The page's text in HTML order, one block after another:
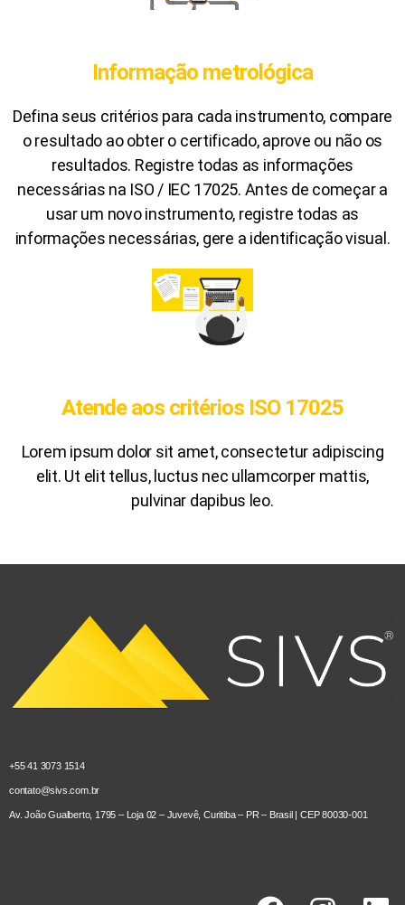
Informação metrológica
Defina seus critérios para cada instrumento, compare
o resultado ao obter o certificado, aprove ou não os
resultados. Registre todas as informações
necessárias na ISO / IEC 17025. Antes de começar a
usar um novo instrumento, registre todas as
informações necessárias, gere a identificação visual.
Atende aos critérios ISO 17025
Lorem ipsum dolor sit amet, consectetur adipiscing
elit. Ut elit tellus, luctus nec ullamcorper mattis,
pulvinar dapibus leo.
+55 41 3073 1514
contato@sivs.com.br
Av. João Gualberto, 1795 – Loja 02 – Juvevê, Curitiba – PR – Brasil | CEP 80030-001